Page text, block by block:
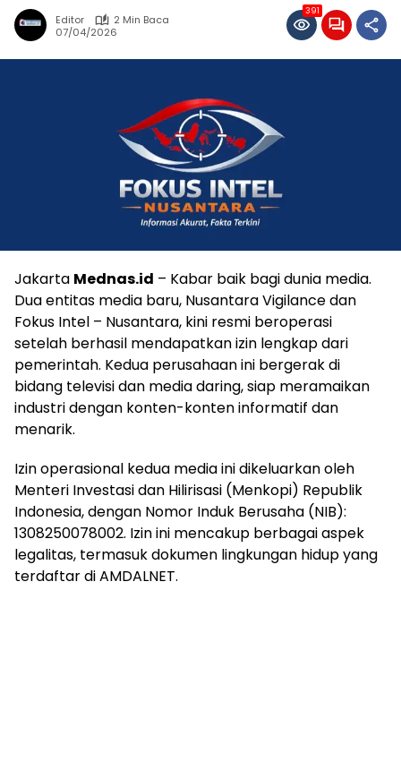
Editor
2 Min Baca
07/04/2026
391
Jakarta Mednas.id – Kabar baik bagi dunia media.
Dua entitas media baru, Nusantara Vigilance dan
Fokus Intel – Nusantara, kini resmi beroperasi
setelah berhasil mendapatkan izin lengkap dari
pemerintah. Kedua perusahaan ini bergerak di
bidang televisi dan media daring, siap meramaikan
industri dengan konten-konten informatif dan
menarik.
Izin operasional kedua media ini dikeluarkan oleh
Menteri Investasi dan Hilirisasi (Menkopi) Republik
Indonesia, dengan Nomor Induk Berusaha (NIB):
1308250078002. Izin ini mencakup berbagai aspek
legalitas, termasuk dokumen lingkungan hidup yang
terdaftar di AMDALNET.